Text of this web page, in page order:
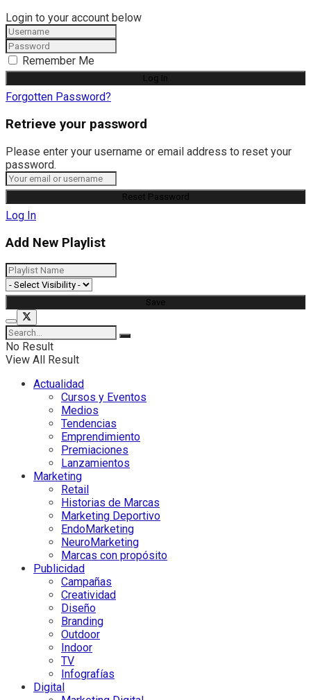
Login to your account below
Remember Me
Forgotten Password?
Retrieve your password
Please enter your username or email address to reset your
password.
Log In
Add New Playlist
No Result
View All Result
Actualidad
Cursos y Eventos
Medios
Tendencias
Emprendimiento
Premiaciones
Lanzamientos
Marketing
Retail
Historias de Marcas
Marketing Deportivo
EndoMarketing
NeuroMarketing
Marcas con propósito
Publicidad
Campañas
Creatividad
Diseño
Branding
Outdoor
Indoor
TV
Infografías
Digital